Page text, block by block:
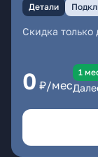
Детали
Скидка только
0 ₽/мес
1